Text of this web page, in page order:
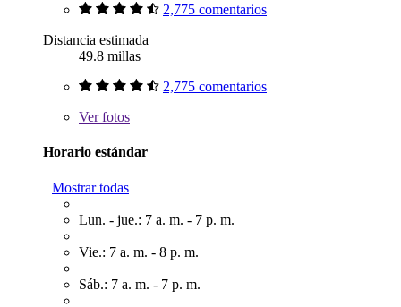
2,775 comentarios
Distancia estimada
49.8 millas
2,775 comentarios
Verfotos
Horario estándar
Mostrar todas
Lun. - jue.: 7 a. m. - 7 p. m.
Vie.: 7 a. m. - 8 p. m.
Sáb.: 7 a. m. - 7 p. m.